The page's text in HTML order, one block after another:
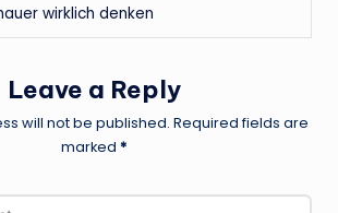
wirklich denken
Leave a Reply
will not be published. Required fields are
marked *